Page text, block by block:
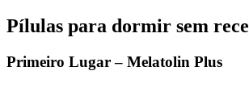
Pílulas para dormir sem
Primeiro Lugar – Melatolin Plus